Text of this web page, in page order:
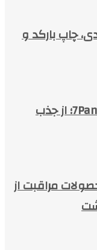
چاپ بارکد و
خدمات شبکه‌های اجتماعی 7Panel؛ از جذب
مراقبت از